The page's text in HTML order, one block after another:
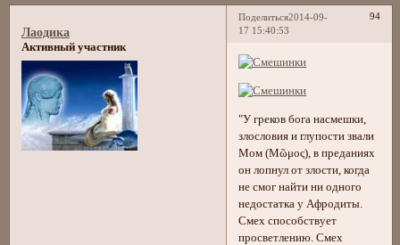
Поделиться 94
2014-09-
17 15:40:53
Лаодика
Активный участник
"У греков бога насмешки,
злословия и глупости звали
Мом (Μῶμος), в преданиях
он лопнул от злости, когда
не смог найти ни одного
недостатка у Афродиты.
Смех способствует
просветлению. Смех